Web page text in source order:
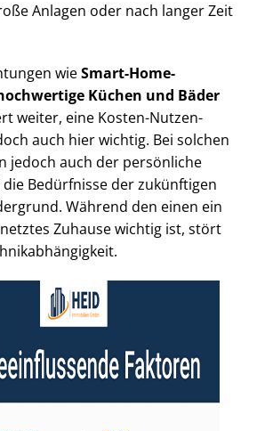
Anlagen oder nach langer Zeit
wieSmart-Home-
Küchen und Bäder
weiter, eine Kosten-Nutzen-
auch hier wichtig. Bei solchen
jedoch auch der persönliche
die Bedürfnisse der zukünftigen
Während den einen ein
Zuhause wichtig ist, stört